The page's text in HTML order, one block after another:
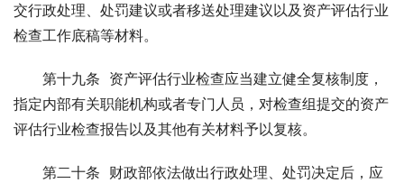
交行政处理、处罚建议或者移送处理建议以及资产评估行业
检查工作底稿等材料。
第十九条  资产评估行业检查应当建立健全复核制度，
指定内部有关职能机构或者专门人员，对检查组提交的资产
评估行业检查报告以及其他有关材料予以复核。
第二十条  财政部依法做出行政处理、处罚决定后，应